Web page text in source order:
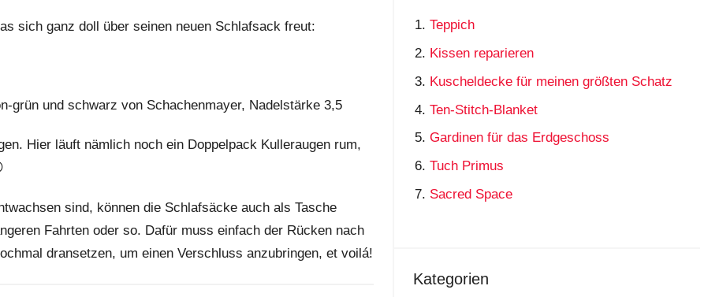
sich ganz doll über seinen neuen Schlafsack freut:
grün und schwarz von Schachenmayer, Nadelstärke 3,5
Hier läuft nämlich noch ein Doppelpack Kulleraugen rum,
sind, können die Schlafsäcke auch als Tasche
Fahrten oder so. Dafür muss einfach der Rücken nach
dransetzen, um einen Verschluss anzubringen, et voilá!
Teppich
Kissen reparieren
Kuscheldecke für meinen größten Schatz
Ten-Stitch-Blanket
Gardinen für das Erdgeschoss
Tuch Primus
Sacred Space
Kategorien